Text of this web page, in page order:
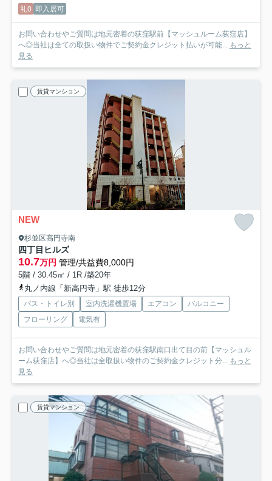
礼0 即入居可
お問い合わせやご質問は地元密着の荻窪駅前【マッシュルーム荻窪店】
へ◎当社は全ての取扱い物件でご契約金クレジット払いが可能... もっと
見る
賃貸マンション
NEW
杉並区高円寺南
四丁目ヒルズ
10.7万円 管理/共益費8,000円
5階 / 30.45㎡ / 1R /築20年
丸ノ内線「新高円寺」駅 徒歩12分
バス・トイレ別 室内洗濯機置場 エアコン
バルコニー
フローリング
電気有
お問い合わせやご質問は地元密着の荻窪駅南口出て目の前【マッシュル
ーム荻窪店】へ◎当社は全取扱い物件のご契約金クレジット分... もっと
見る
賃貸マンション